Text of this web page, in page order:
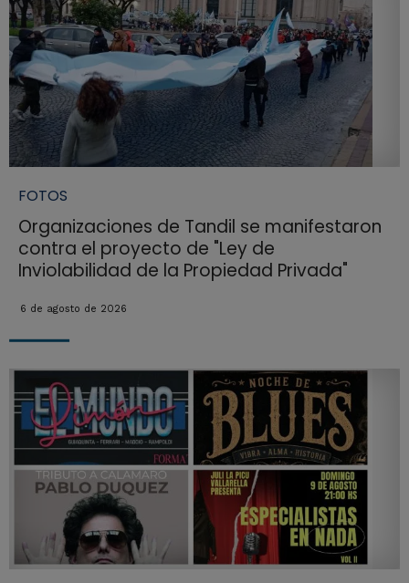
FOTOS
Organizaciones de Tandil se manifestaron
contra el proyecto de "Ley de
Inviolabilidad de la Propiedad Privada"
6 de agosto de 2026